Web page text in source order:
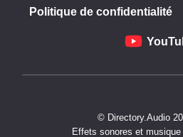
Politique de confidentialité
© Directory.Audio
Effets sonores et